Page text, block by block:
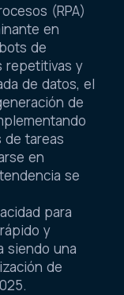
(RPA)
en
de
repetitivas y
de datos, el
de
de tareas
en
se
para
y
siendo una
de